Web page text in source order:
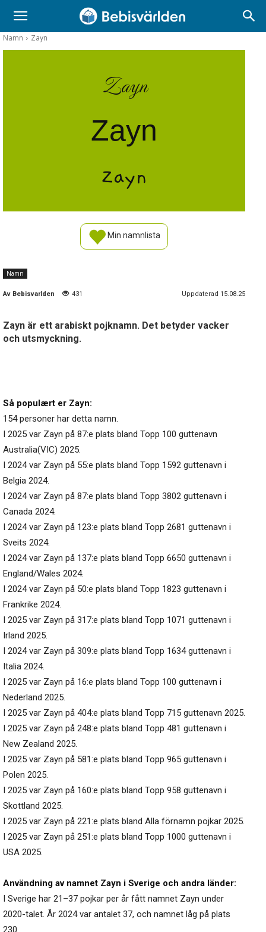
Namn Zayn
Zayn
Zayn
Zayn
Min namnlista
Namn
Av Bebisvarlden 431 Uppdaterad 15.08.25
Zayn är ett arabiskt pojknamn. Det betyder vacker
och utsmyckning.
Så populært er Zayn:
154 personer har detta namn.
I 2025 var Zayn på 87:e plats bland Topp 100 guttenavn
Australia(VIC) 2025.
I 2024 var Zayn på 55:e plats bland Topp 1592 guttenavn i
Belgia 2024.
I 2024 var Zayn på 87:e plats bland Topp 3802 guttenavn i
Canada 2024.
I 2024 var Zayn på 123:e plats bland Topp 2681 guttenavn i
Sveits 2024.
I 2024 var Zayn på 137:e plats bland Topp 6650 guttenavn i
England/Wales 2024.
I 2024 var Zayn på 50:e plats bland Topp 1823 guttenavn i
Frankrike 2024.
I 2025 var Zayn på 317:e plats bland Topp 1071 guttenavn i
Irland 2025.
I 2024 var Zayn på 309:e plats bland Topp 1634 guttenavn i
Italia 2024.
I 2025 var Zayn på 16:e plats bland Topp 100 guttenavn i
Nederland 2025.
I 2025 var Zayn på 404:e plats bland Topp 715 guttenavn 2025.
I 2025 var Zayn på 248:e plats bland Topp 481 guttenavn i
New Zealand 2025.
I 2025 var Zayn på 581:e plats bland Topp 965 guttenavn i
Polen 2025.
I 2025 var Zayn på 160:e plats bland Topp 958 guttenavn i
Skottland 2025.
I 2025 var Zayn på 221:e plats bland Alla förnamn pojkar 2025.
I 2025 var Zayn på 251:e plats bland Topp 1000 guttenavn i
USA 2025.
Användning av namnet Zayn i Sverige och andra länder:
I Sverige har 21–37 pojkar per år fått namnet Zayn under
2020-talet. År 2024 var antalet 37, och namnet låg på plats
230.